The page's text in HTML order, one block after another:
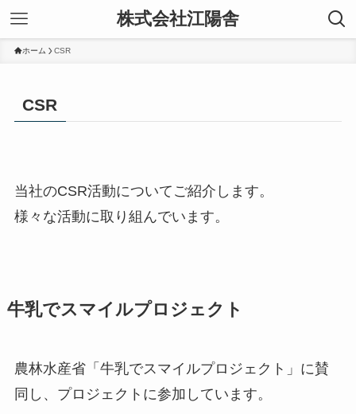
株式会社江陽舎
ホーム CSR
CSR
当社のCSR活動についてご紹介します。
様々な活動に取り組んでいます。
牛乳でスマイルプロジェクト
農林水産省「牛乳でスマイルプロジェクト」に賛
同し、プロジェクトに参加しています。